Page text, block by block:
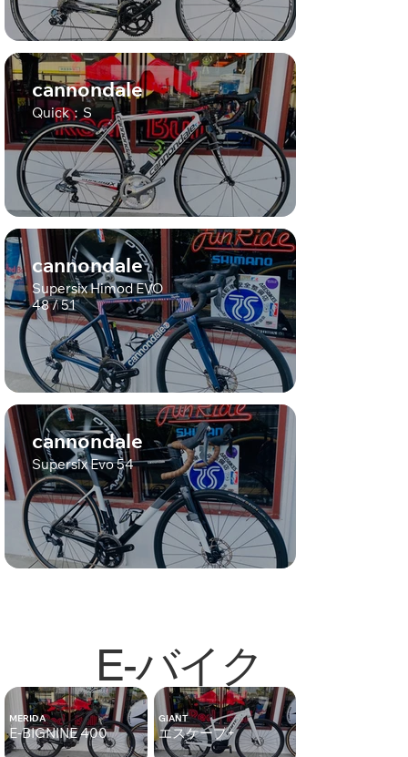
cannondale
Quick：S
cannondale
Supersix Himod EVO
48 / 51
cannondale
Supersix Evo 54
E-バイク
MERIDA
E-BIGNINE 400
GIANT
エスケープ+